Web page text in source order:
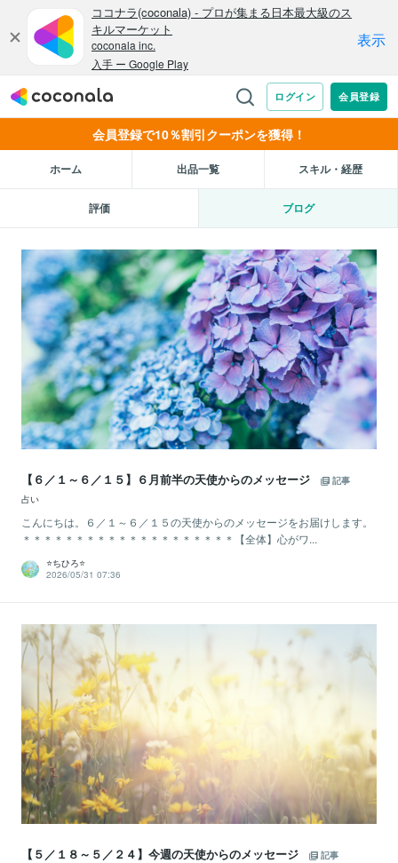
会員登録で10％割引クーポンを獲得！
ホーム 出品一覧 スキル・経歴
評価 ブログ
【６／１～６／１５】６月前半の天使からのメッセージ
記事
占い
こんにちは。６／１～６／１５の天使からのメッセージをお届けします。
＊＊＊＊＊＊＊＊＊＊＊＊＊＊＊＊＊＊＊＊【全体】心がワ...
⭐️ちひろ⭐️
2026/05/31 07:36
【５／１８～５／２４】今週の天使からのメッセージ
記事